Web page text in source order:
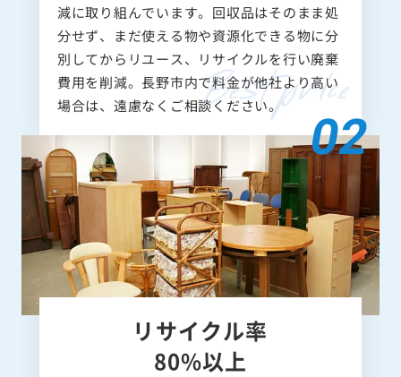
減に取り組んでいます。回収品はそのまま処
分せず、まだ使える物や資源化できる物に分
別してからリユース、リサイクルを行い廃棄
費用を削減。長野市内で料金が他社より高い
場合は、遠慮なくご相談ください。
リサイクル率
80%以上